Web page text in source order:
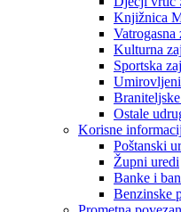
Knjižnica
Vatrogasna
Kulturna
Sportska
Ostale
Korisne
Poštanski
Župni uredi
Banke i
Benzinske